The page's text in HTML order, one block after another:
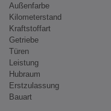
Außenfarbe
Kilometerstand
Kraftstoffart
Getriebe
Türen
Leistung
Hubraum
Erstzulassung
Bauart